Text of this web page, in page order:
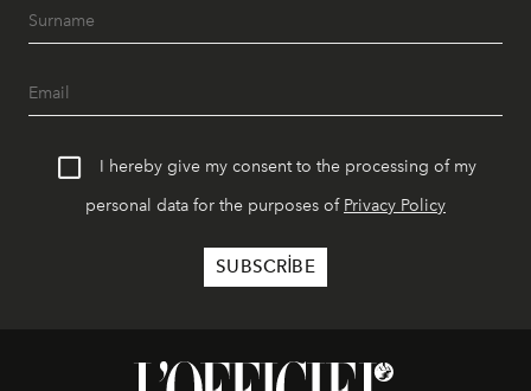
I hereby give my consent to the processing of my
personal data for the purposes of Privacy Policy